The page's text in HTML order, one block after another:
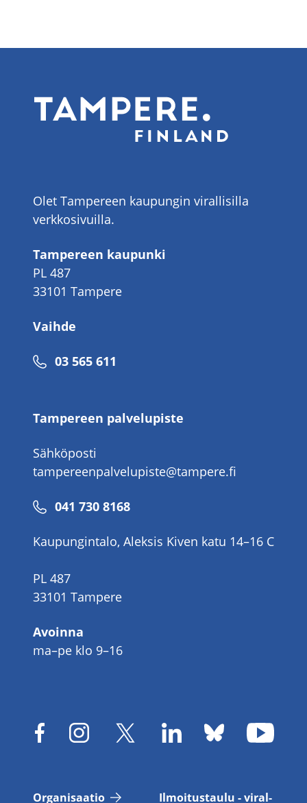
Olet Tampereen kaupungin virallisilla
verkkosivuilla.
Tampereen kaupunki
PL 487
33101 Tampere
Vaihde
Puhelinnumero
03 565 611
Tampereen palvelupiste
Sähköposti
tampereenpalvelupiste@tampere.fi
Puhelinnumero
041 730 8168
Kaupungintalo, Aleksis Kiven katu 14–16 C
PL 487
33101 Tampere
Avoinna
ma–pe klo 9–16
Or­ga­ni­saa­tio
Il­moi­tus­tau­lu - vi­ral­